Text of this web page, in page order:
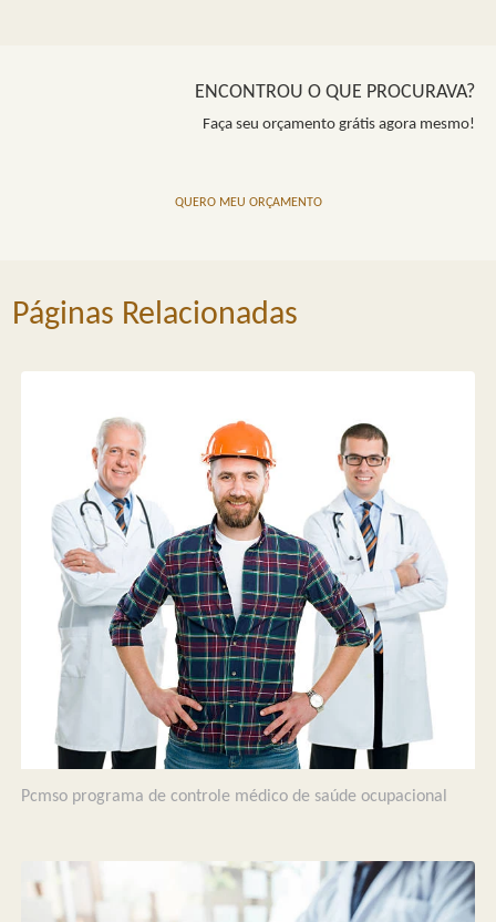
ENCONTROU O QUE PROCURAVA?
Faça seu orçamento grátis agora mesmo!
QUERO MEU ORÇAMENTO
Páginas Relacionadas
Pcmso programa de controle médico de saúde ocupacional